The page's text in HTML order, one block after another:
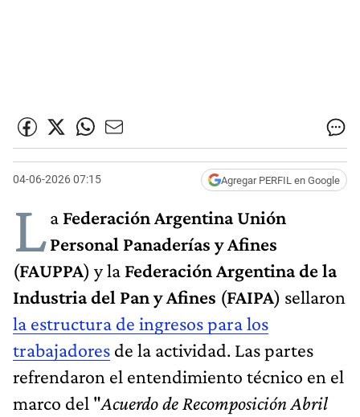
04-06-2026 07:15 Agregar PERFIL en Google
La Federación Argentina Unión
Personal Panaderías y Afines
(FAUPPA) y la Federación Argentina de la
Industria del Pan y Afines (FAIPA) sellaron
la estructura de ingresos para los
trabajadores de la actividad. Las partes
refrendaron el entendimiento técnico en el
marco del "Acuerdo de Recomposición Abril